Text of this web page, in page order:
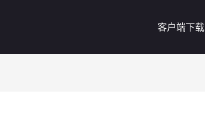
客户端下载